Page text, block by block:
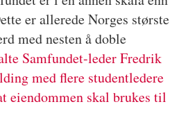
er allerede Norges største
med nesten å doble
Samfundet-leder Fredrik
med flere studentledere
eiendommen skal brukes til